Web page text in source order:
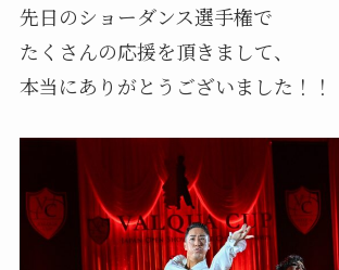
先日のショーダンス選手権で
たくさんの応援を頂きまして、
本当にありがとうございました！！